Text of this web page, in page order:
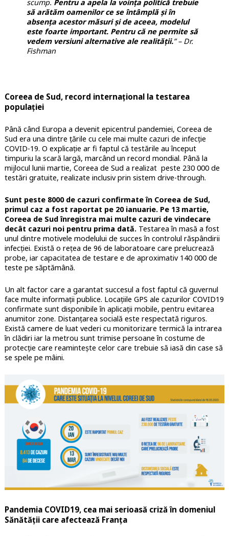
scump. Pentru a apela la voința politică trebuie
să arătăm oamenilor ce se întâmplă și în
absența acestor măsuri și de aceea, modelul
este foarte important. Pentru că ne permite să
vedem versiuni alternative ale realității.” – Dr.
Fishman
Coreea de Sud, record internațional la testarea
populației
Până când Europa a devenit epicentrul pandemiei, Coreea de
Sud era una dintre țările cu cele mai multe cazuri de infecție
COVID-19. O explicație ar fi faptul că testările au început
timpuriu la scară largă, marcând un record mondial. Până la
mijlocul lunii martie, Coreea de Sud a realizat peste 230 000 de
testări gratuite, realizate inclusiv prin sistem drive-through.
Sunt peste 8000 de cazuri confirmate în Coreea de Sud,
primul caz a fost raportat pe 20 ianuarie. Pe 13 martie,
Coreea de Sud înregistra mai multe cazuri de vindecare
decât cazuri noi pentru prima dată.Testarea în masă a fost
unul dintre motivele modelului de succes în controlul răspândirii
infecției. Există o rețea de 96 de laboratoare care prelucrează
probe, iar capacitatea de testare e de aproximativ 140 000 de
teste pe săptămână.
Un alt factor care a garantat succesul a fost faptul că guvernul
face multe informații publice. Locațiile GPS ale cazurilor COVID19
confirmate sunt disponibile în aplicații mobile, pentru evitarea
anumitor zone. Distanțarea socială este respectată riguros.
Există camere de luat vederi cu monitorizare termică la intrarea
în clădiri iar la metrou sunt trimise persoane în costume de
protecție care reamintește celor care trebuie să iasă din case să
se spele pe mâini.
Pandemia COVID19, cea mai serioasă criză în domeniul
Sănătății care afectează Franța